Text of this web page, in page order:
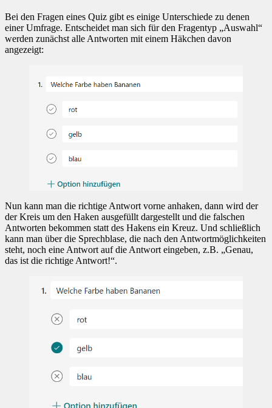
Bei den Fragen eines Quiz gibt es einige Unterschiede zu denen
einer Umfrage. Entscheidet man sich für den Fragentyp „Auswahl“
werden zunächst alle Antworten mit einem Häkchen davon
angezeigt:
Nun kann man die richtige Antwort vorne anhaken, dann wird der
der Kreis um den Haken ausgefüllt dargestellt und die falschen
Antworten bekommen statt des Hakens ein Kreuz. Und schließlich
kann man über die Sprechblase, die nach den Antwortmöglichkeiten
steht, noch eine Antwort auf die Antwort eingeben, z.B. „Genau,
das ist die richtige Antwort!“.